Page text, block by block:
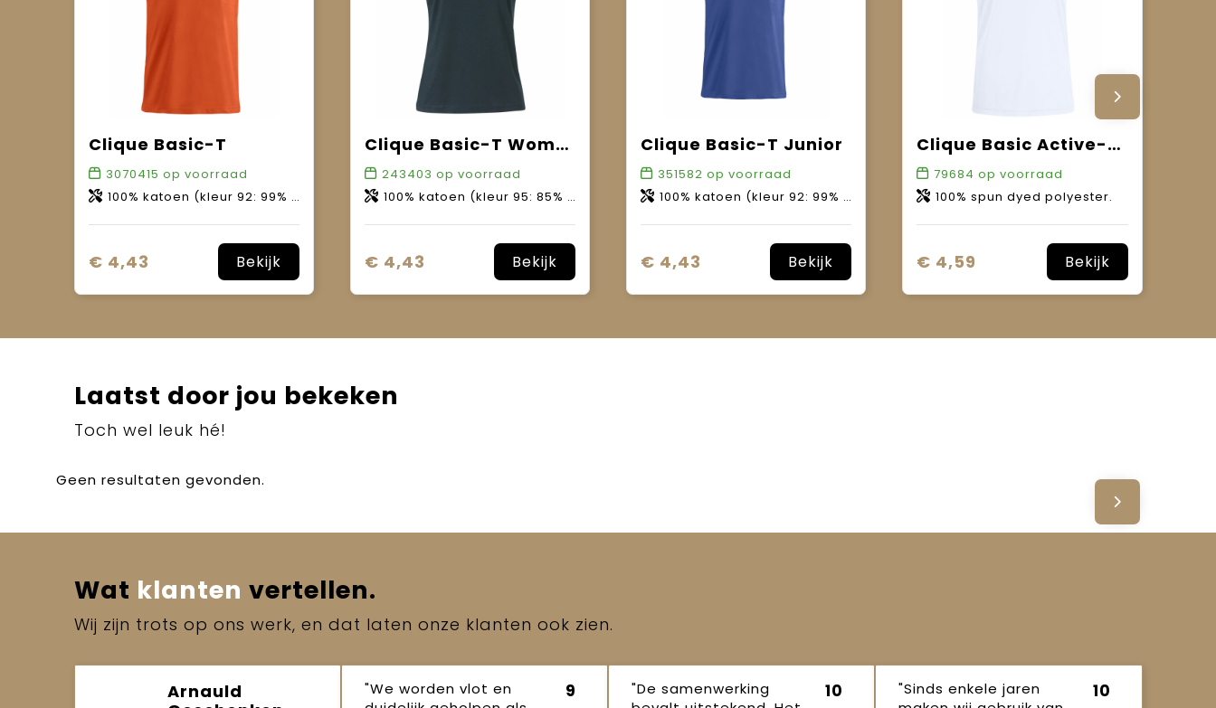
Clique Basic-T
3070415 op voorraad
100% katoen (kleur 92: 99% katoen, 1% viscose / kleur 95: 85% katoen, 15% viscose / kleur 955: 60% katoen, 40% polyester).
€ 4,43 Bekijk
Clique Basic-T Women
243403 op voorraad
100% katoen (kleur 95: 85% katoen, 15% viscose).
€ 4,43 Bekijk
Clique Basic-T Junior
351582 op voorraad
100% katoen (kleur 92: 99% katoen, 1% viscose / kleur 95: 85% katoen, 15% viscose).
€ 4,43 Bekijk
Clique Basic Active-T Junior
79684 op voorraad
100% spun dyed polyester.
€ 4,59 Bekijk
Laatst door jou bekeken
Toch wel leuk hé!
Geen resultaten gevonden.
Wat klanten vertellen.
Wij zijn trots op ons werk, en dat laten onze klanten ook zien.
Arnauld
"We worden vlot en
9
"De samenwerking
10
"Sinds enkele jaren
10